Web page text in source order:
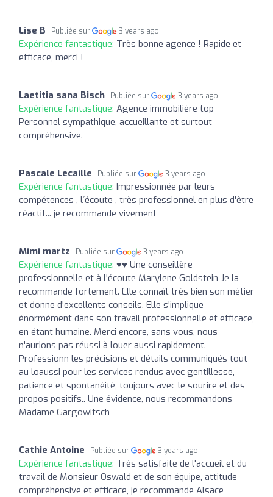
Lise B Publiée sur 3 years ago
Expérience fantastique: Très bonne agence ! Rapide et
efficace, merci !
Laetitia sana Bisch Publiée sur 3 years ago
Expérience fantastique: Agence immobilière top
Personnel sympathique, accueillante et surtout
compréhensive.
Pascale Lecaille Publiée sur 3 years ago
Expérience fantastique: Impressionnée par leurs
compétences , l´écoute , très professionnel en plus d'être
réactif... je recommande vivement
Mimi martz Publiée sur 3 years ago
Expérience fantastique: ♥️♥️ Une conseillère
professionnelle et à l'écoute Marylene Goldstein Je la
recommande fortement. Elle connaît très bien son métier
et donne d'excellents conseils. Elle s'implique
énormément dans son travail professionnelle et efficace,
en étant humaine. Merci encore, sans vous, nous
n'aurions pas réussi à louer aussi rapidement.
Professionn les précisions et détails communiqués tout
au loaussi pour les services rendus avec gentillesse,
patience et spontanéité, toujours avec le sourire et des
propos positifs.. Une évidence, nous recommandons
Madame Gargowitsch
Cathie Antoine Publiée sur 3 years ago
Expérience fantastique: Très satisfaite de l'accueil et du
travail de Monsieur Oswald et de son équipe, attitude
compréhensive et efficace, je recommande Alsace